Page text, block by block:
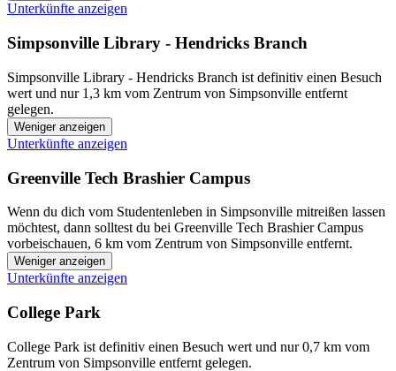
Unterkünfte anzeigen
Simpsonville Library - Hendricks Branch
Simpsonville Library - Hendricks Branch ist definitiv einen Besuch
wert und nur 1,3 km vom Zentrum von Simpsonville entfernt
gelegen.
Weniger anzeigen
Unterkünfte anzeigen
Greenville Tech Brashier Campus
Wenn du dich vom Studentenleben in Simpsonville mitreißen lassen
möchtest, dann solltest du bei Greenville Tech Brashier Campus
vorbeischauen, 6 km vom Zentrum von Simpsonville entfernt.
Weniger anzeigen
Unterkünfte anzeigen
College Park
College Park ist definitiv einen Besuch wert und nur 0,7 km vom
Zentrum von Simpsonville entfernt gelegen.